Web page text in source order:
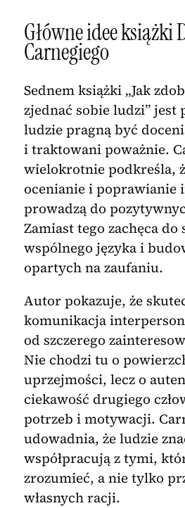
Główne idee książki
Carnegiego
Sednem książki „Jak
zjednać sobie ludzi” jest
ludzie pragną być
i traktowani poważnie.
wielokrotnie podkreśla,
ocenianie i poprawianie
prowadzą do
Zamiast tego zachęca do
wspólnego języka i
opartych na zaufaniu.
Autor pokazuje, że
komunikacja
od szczerego
Nie chodzi tu o
uprzejmości, lecz o
ciekawość drugiego
potrzeb i motywacji.
udowadnia, że ludzie
współpracują z tymi,
zrozumieć, a nie tylko
własnych racji.